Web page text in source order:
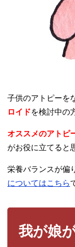
子供のアトピーを
ロイドを検討中の
オススメのアトピ
がお役に立てると
栄養バランスが偏
についてはこちら
我が娘